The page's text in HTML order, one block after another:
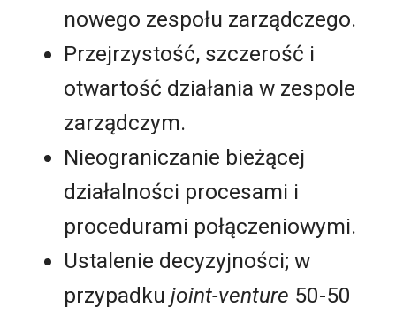
nowego zespołu zarządczego.
Przejrzystość, szczerość i
otwartość działania w zespole
zarządczym.
Nieograniczanie bieżącej
działalności procesami i
procedurami połączeniowymi.
Ustalenie decyzyjności; w
przypadku joint-venture 50-50